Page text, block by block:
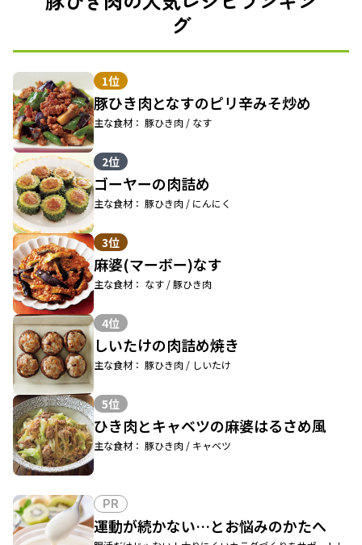
グ
1位
豚ひき肉となすのピリ辛みそ炒め
主な食材： 豚ひき肉 / なす
2位
ゴーヤーの肉詰め
主な食材： 豚ひき肉 / にんにく
3位
麻婆(マーボー)なす
主な食材： なす / 豚ひき肉
4位
しいたけの肉詰め焼き
主な食材： 豚ひき肉 / しいたけ
5位
ひき肉とキャベツの麻婆はるさめ風
主な食材： 豚ひき肉 / キャベツ
PR
運動が続かない…とお悩みのかたへ